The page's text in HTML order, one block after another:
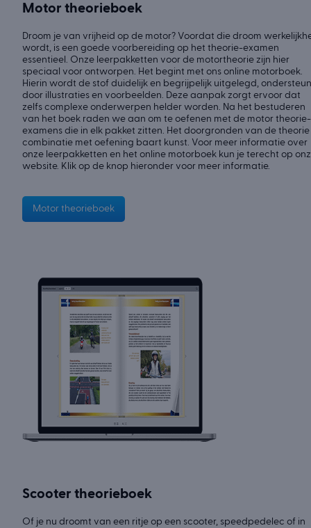
Motor theorieboek
Droom je van vrijheid op de motor? Voordat die droom
wordt, is een goede voorbereiding op het theorie-examen
essentieel. Onze leerpakketten voor de motortheorie zijn hier
speciaal voor ontworpen. Het begint met ons online motorboek.
Hierin wordt de stof duidelijk en begrijpelijk uitgelegd,
door illustraties en voorbeelden. Deze aanpak zorgt ervoor dat
zelfs complexe onderwerpen helder worden. Na het bestuderen
van het boek raden we aan om te oefenen met de motor theorie-
examens die in elk pakket zitten. Het doorgronden van de theorie
combinatie met oefening baart kunst. Voor meer informatie over
onze leerpakketten en het online motorboek kun je terecht op
website. Klik op de knop hieronder voor meer informatie.
Motor theorieboek
Scooter theorieboek
Of je nu droomt van een ritje op een scooter, speedpedelec of in